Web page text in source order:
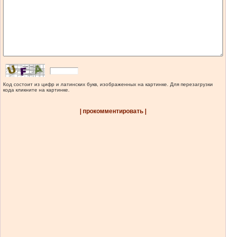
Код состоит из цифр и латинских букв, изображенных на картинке. Для перезагрузки
кода кликните на картинке.
| прокомментировать |